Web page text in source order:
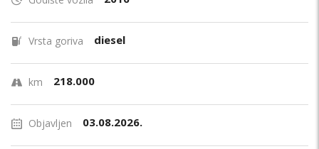
Vrsta goriva diesel
km 218.000
Objavljen 03.08.2026.